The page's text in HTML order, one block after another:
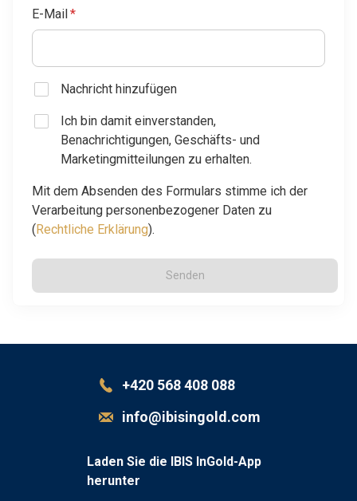
E-Mail*
Nachricht hinzufügen
Ich bin damit einverstanden,
Benachrichtigungen, Geschäfts- und
Marketingmitteilungen zu erhalten.
Mit dem Absenden des Formulars stimme ich der
Verarbeitung personenbezogener Daten zu
(Rechtliche Erklärung).
Senden
+420 568 408 088
info@ibisingold.com
Laden Sie die IBIS InGold-App
herunter